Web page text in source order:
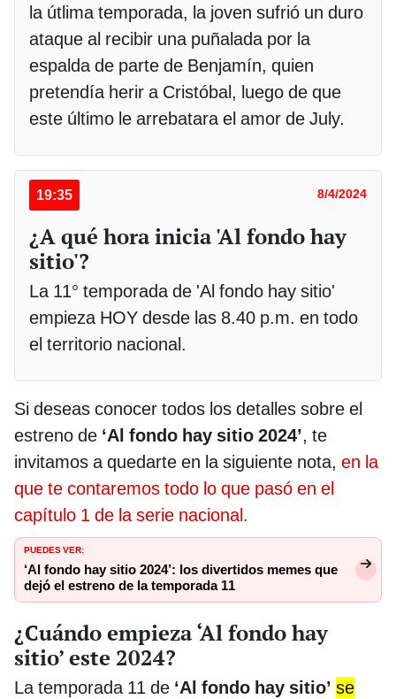
la útlima temporada, la joven sufrió un duro
ataque al recibir una puñalada por la
espalda de parte de Benjamín, quien
pretendía herir a Cristóbal, luego de que
este último le arrebatara el amor de July.
19:35 8/4/2024
¿A qué hora inicia 'Al fondo hay
sitio'?
La 11° temporada de 'Al fondo hay sitio'
empieza HOY desde las 8.40 p.m. en todo
el territorio nacional.
Si deseas conocer todos los detalles sobre el
estreno de ‘Al fondo hay sitio 2024’, te
invitamos a quedarte en la siguiente nota, en la
que te contaremos todo lo que pasó en el
capítulo 1 de la serie nacional.
PUEDES VER:
‘Al fondo hay sitio 2024’: los divertidos memes que
dejó el estreno de la temporada 11
¿Cuándo empieza ‘Al fondo hay
sitio’ este 2024?
La temporada 11 de ‘Al fondo hay sitio’ se